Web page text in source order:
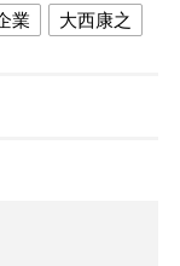
業 大西康之